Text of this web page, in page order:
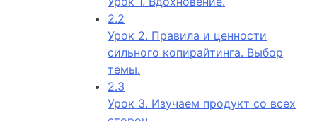
2.2
Урок 2. Правила и ценности
сильного копирайтинга. Выбор
темы.
2.3
Урок 3. Изучаем продукт со всех